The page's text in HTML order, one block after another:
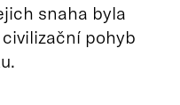
snaha byla
pohyb